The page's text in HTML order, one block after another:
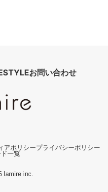
お問い合わせ
アポリシープライバシーポリシー
一覧
lamire inc.